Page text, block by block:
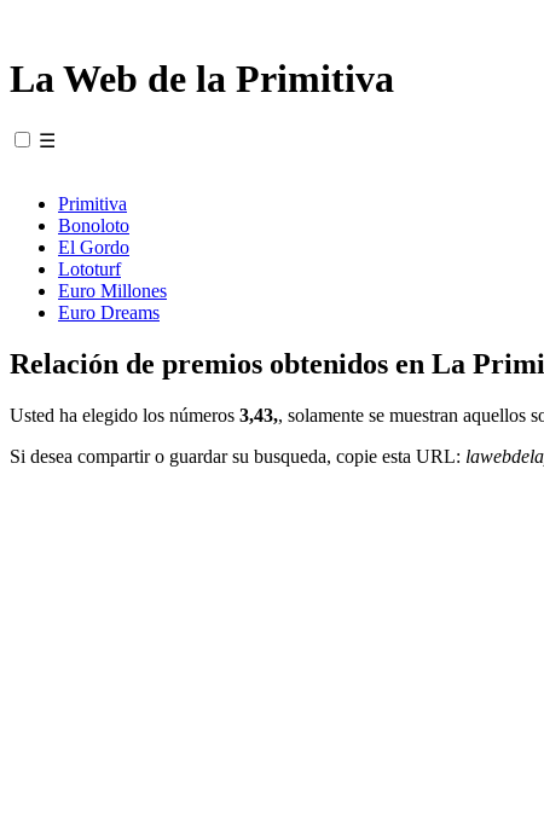
La Web de la Primitiva
☰
Primitiva
Bonoloto
El Gordo
Lototurf
Euro Millones
Euro Dreams
Relación de premios obtenidos en La
Usted ha elegido los números 3,43,, solamente se muestran aquellos
Si desea compartir o guardar su busqueda, copie esta URL: